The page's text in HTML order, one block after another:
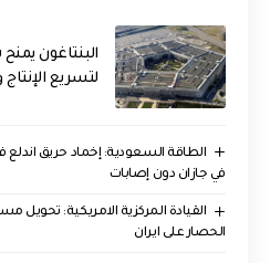
لتسريع
‏الطاقة السعودية: إخماد حريق
في جازان دون إصابات
الحصار على ايران